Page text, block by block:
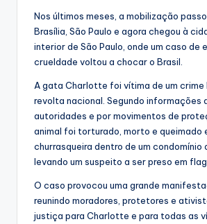
Nos últimos meses, a mobilização
Brasília, São Paulo e agora chegou à
interior de São Paulo, onde um caso de
crueldade voltou a chocar o Brasil.
A gata Charlotte foi vítima de um crime
revolta nacional. Segundo informações
autoridades e por movimentos de
animal foi torturado, morto e queimado
churrasqueira dentro de um condomínio
levando um suspeito a ser preso em
O caso provocou uma grande
reunindo moradores, protetores e
justiça para Charlotte e para todas as